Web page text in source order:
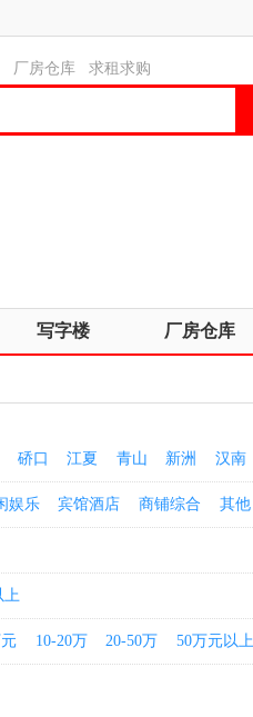
厂房仓库 求租求购
写字楼 厂房仓库
硚口 江夏 青山 新洲 汉南
娱乐 宾馆酒店 商铺综合 其他
上
10-20万 20-50万 50万元以上